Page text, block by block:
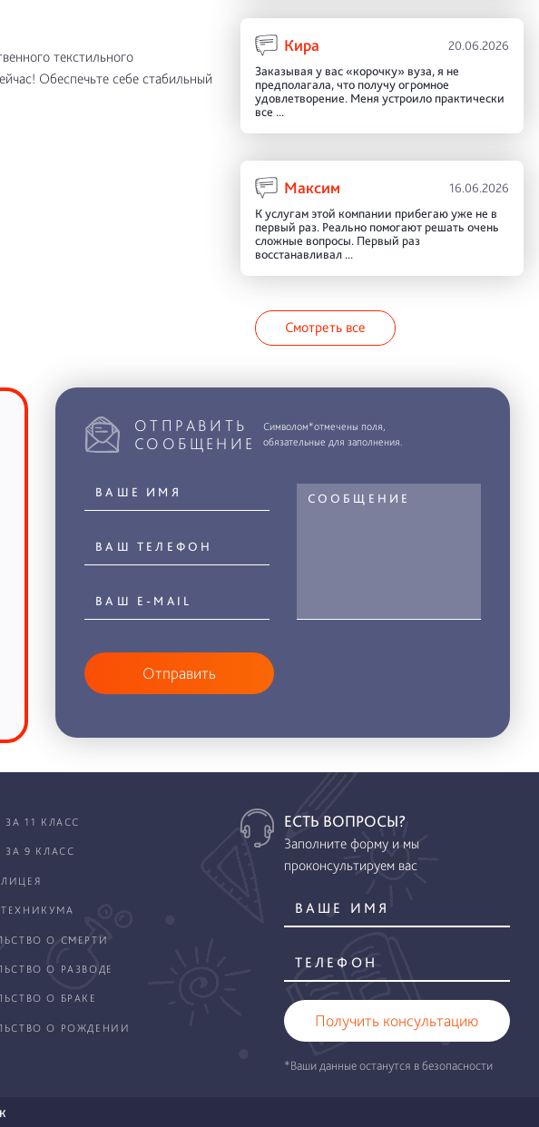
текстильного
Обеспечьте себе стабильный
Кира 20.06.2026
Заказывая у вас «корочку» вуза, я не
предполагала, что получу огромное
удовлетворение. Меня устроило практически
все ...
Максим 16.06.2026
К услугам этой компании прибегаю уже не в
первый раз. Реально помогают решать очень
сложные вопросы. Первый раз
восстанавливал ...
Смотреть все
ОТПРАВИТЬ
СООБЩЕНИЕ
Символом*отмечены поля,
обязательные для заполнения.
Отправить
ЗА 11 КЛАСС
ЗА 9 КЛАСС
О СМЕРТИ
О РАЗВОДЕ
О БРАКЕ
О РОЖДЕНИИ
ЕСТЬ ВОПРОСЫ?
Заполните форму и мы
проконсультируем вас
Получить консультацию
*Ваши данные останутся в безопасности